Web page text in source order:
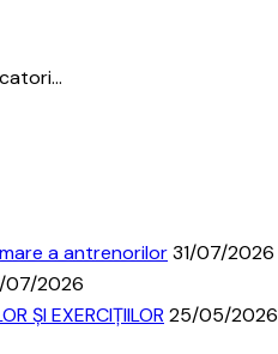
a antrenorilor31/07/2026
07/2026
ȘI EXERCIȚIILOR 25/05/2026